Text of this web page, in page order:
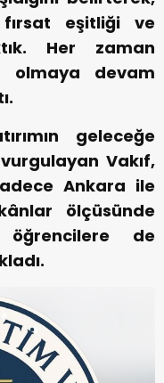
eşitliği ve
Her zaman
olmaya devam
geleceğe
Vakıf,
Ankara ile
ölçüsünde
de